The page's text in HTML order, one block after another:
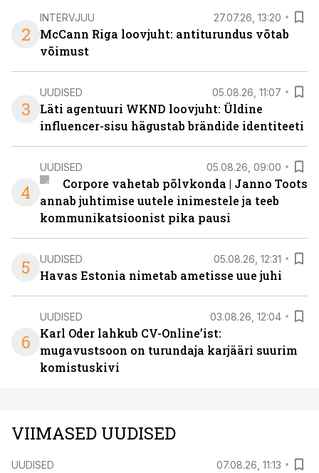
2
INTERVJUU 27.07.26, 13:20
McCann Riga loovjuht: antiturundus võtab
võimust
3
UUDISED 05.08.26, 11:07
Läti agentuuri WKND loovjuht: Üldine
influencer-sisu hägustab brändide identiteeti
4
UUDISED 05.08.26, 09:00
Corpore vahetab põlvkonda | Janno Toots
annab juhtimise uutele inimestele ja teeb
kommunikatsioonist pika pausi
5 UUDISED 05.08.26, 12:31
Havas Estonia nimetab ametisse uue juhi
6
UUDISED 03.08.26, 12:04
Karl Oder lahkub CV-Online’ist:
mugavustsoon on turundaja karjääri suurim
komistuskivi
VIIMASED UUDISED
UUDISED 07.08.26, 11:13